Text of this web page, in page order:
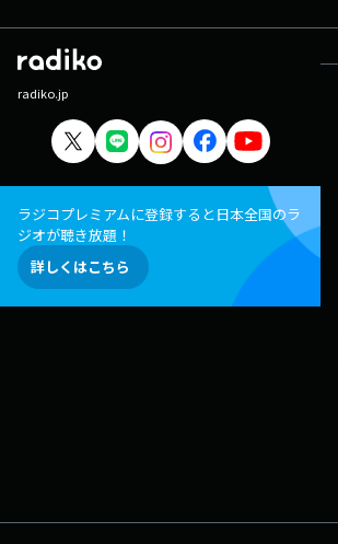
https://
radiko.jp
ラジコプレミアムに登録すると日本全国のラ
ジオが聴き放題！
詳しくはこちら